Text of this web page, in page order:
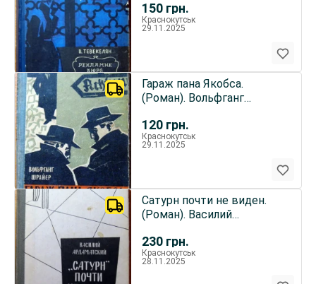
150 грн.
Краснокутськ
29.11.2025
120 грн.
Гараж пана Якобса.
(Роман). Вольфганг
Краснокутськ
29.11.2025
230 грн.
Сатурн почти не виден.
(Роман). Василий
Краснокутськ
28.11.2025